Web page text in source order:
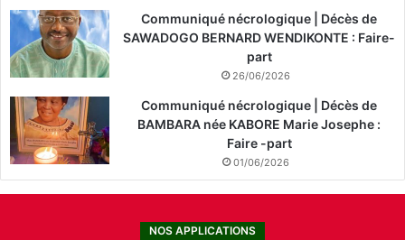
Communiqué nécrologique | Décès de
SAWADOGO BERNARD WENDIKONTE : Faire-
part
26/06/2026
Communiqué nécrologique | Décès de
BAMBARA née KABORE Marie Josephe :
Faire -part
01/06/2026
NOS APPLICATIONS